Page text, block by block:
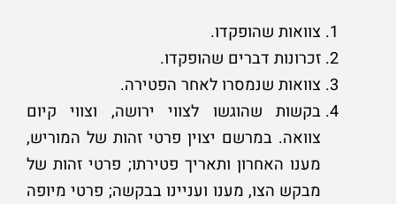
צוואות שהופקדו.
זכרונות דברים שהופקדו.
צוואות שנמסרו לאחר הפטירה.
בקשות שהוגשו לצווי ירושה, וצווי קיום
צוואה. במרשם יצוין פרטי זהות של המוריש,
מענו האחרון ותאריך פטירתו; פרטי זהות של
מבקש הצו, מענו ועניינו בבקשה; פרטי מיופה